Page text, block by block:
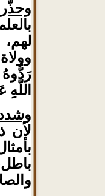
لهم،
لأن